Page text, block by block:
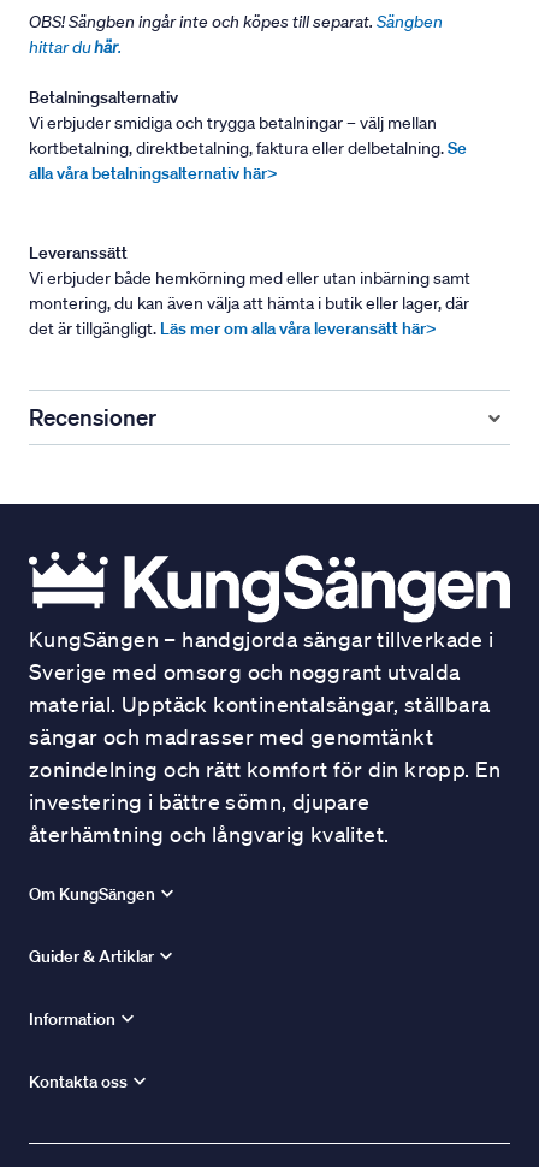
OBS! Sängben ingår inte och köpes till separat. Sängben
hittar duhär.
Betalningsalternativ
Vi erbjuder smidiga och trygga betalningar – välj mellan
kortbetalning, direktbetalning, faktura eller delbetalning.Se
alla våra betalningsalternativ här>
Leveranssätt
Vi erbjuder både hemkörning med eller utan inbärning samt
montering, du kan även välja att hämta i butik eller lager, där
det är tillgängligt. Läs mer om alla våra leveransätt här>
Recensioner
KungSängen – handgjorda sängar tillverkade i
Sverige med omsorg och noggrant utvalda
material. Upptäck kontinentalsängar, ställbara
sängar och madrasser med genomtänkt
zonindelning och rätt komfort för din kropp. En
investering i bättre sömn, djupare
återhämtning och långvarig kvalitet.
Om KungSängen
Guider & Artiklar
Information
Kontakta oss